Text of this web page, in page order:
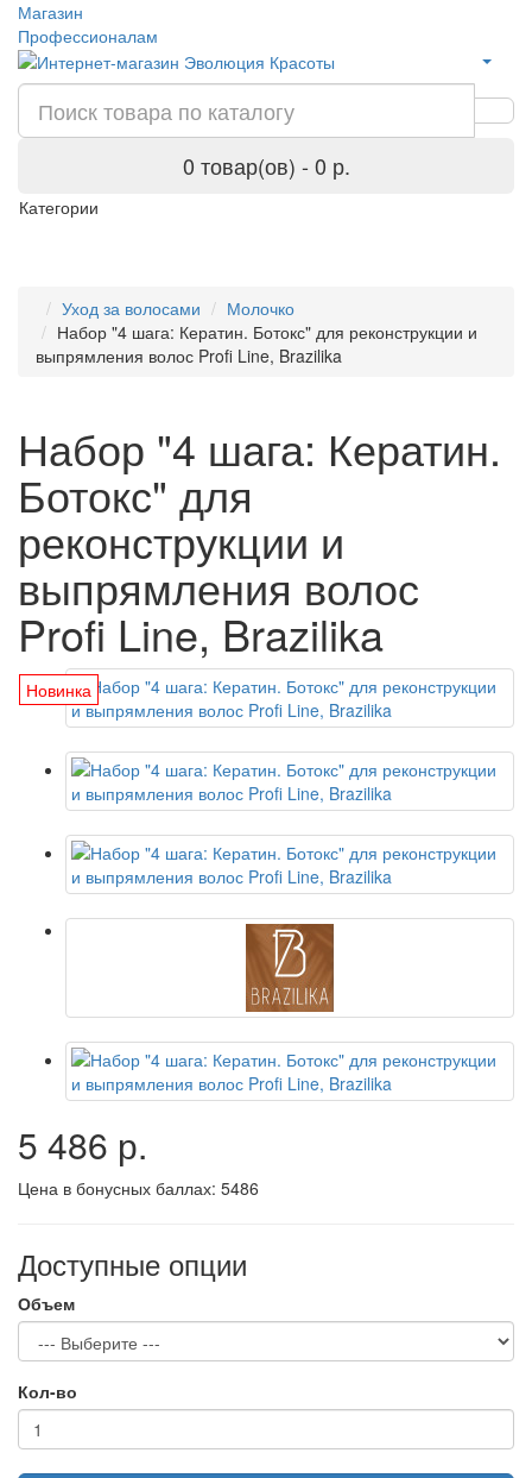
Магазин
Профессионалам
0 товар(ов) - 0 р.
Категории
Уход за волосами
Молочко
Набор "4 шага: Кератин. Ботокс" для реконструкции и
выпрямления волос Profi Line, Brazilika
Набор "4 шага: Кератин.
Ботокс" для
реконструкции и
выпрямления волос
Profi Line, Brazilika
Новинка
5 486 р.
Цена в бонусных баллах: 5486
Доступные опции
Объем
Кол-во